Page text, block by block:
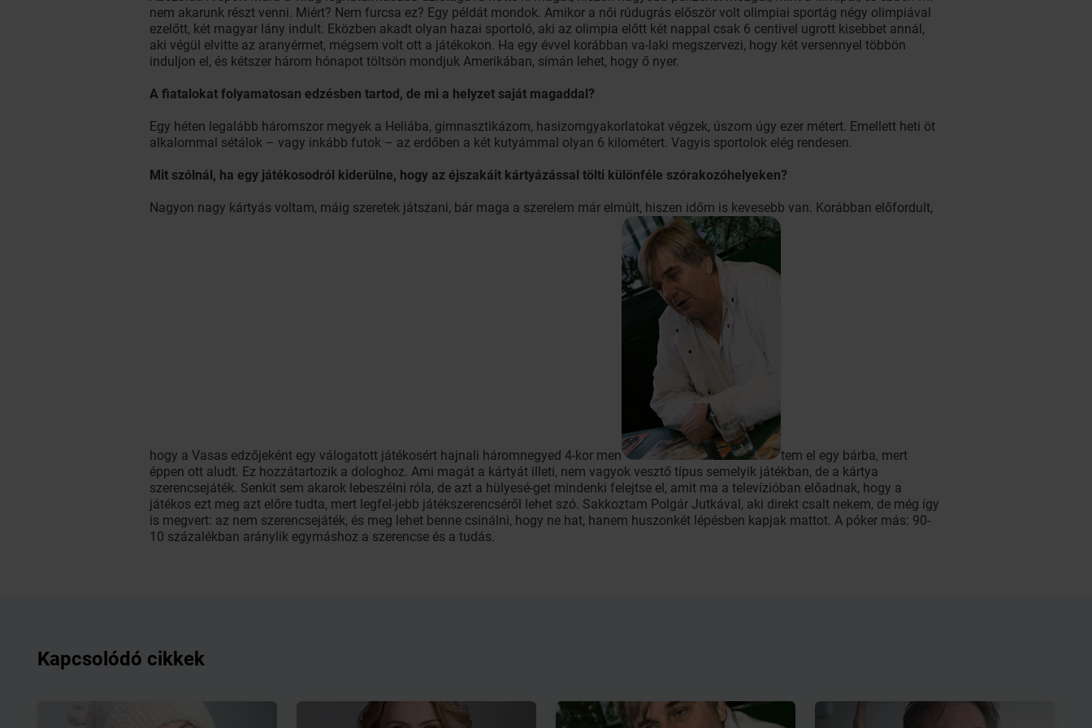
nem akarunk részt venni. Miért? Nem furcsa ez? Egy példát mondok. Amikor a női rúdugrás először volt olimpiai sportág négy olimpiával
ezelőtt, két magyar lány indult. Eközben akadt olyan hazai sportoló, aki az olimpia előtt két nappal csak 6 centivel ugrott kisebbet annál,
aki végül elvitte az aranyérmet, mégsem volt ott a játékokon. Ha egy évvel korábban va-laki megszervezi, hogy két versennyel többön
induljon el, és kétszer három hónapot töltsön mondjuk Amerikában, simán lehet, hogy ő nyer.
A fiatalokat folyamatosan edzésben tartod, de mi a helyzet saját magaddal?
Egy héten legalább háromszor megyek a Heliába, gimnasztikázom, hasizomgyakorlatokat végzek, úszom úgy ezer métert. Emellett heti öt
alkalommal sétálok – vagy inkább futok – az erdőben a két kutyámmal olyan 6 kilométert. Vagyis sportolok elég rendesen.
Mit szólnál, ha egy játékosodról kiderülne, hogy az éjszakáit kártyázással tölti különféle szórakozóhelyeken?
Nagyon nagy kártyás voltam, máig szeretek játszani, bár maga a szerelem már elmúlt, hiszen időm is kevesebb van. Korábban előfordult,
hogy a Vasas edzőjeként egy válogatott játékosért hajnali háromnegyed 4-kor men
tem el egy bárba, mert
éppen ott aludt. Ez hozzátartozik a dologhoz. Ami magát a kártyát illeti, nem vagyok vesztő típus semelyik játékban, de a kártya
szerencsejáték. Senkit sem akarok lebeszélni róla, de azt a hülyesé-get mindenki felejtse el, amit ma a televízióban előadnak, hogy a
játékos ezt meg azt előre tudta, mert legfel-jebb játékszerencséről lehet szó. Sakkoztam Polgár Jutkával, aki direkt csalt nekem, de még így
is megvert: az nem szerencsejáték, és meg lehet benne csinálni, hogy ne hat, hanem huszonkét lépésben kapjak mattot. A póker más: 90-
10 százalékban aránylik egymáshoz a szerencse és a tudás.
Kapcsolódó cikkek